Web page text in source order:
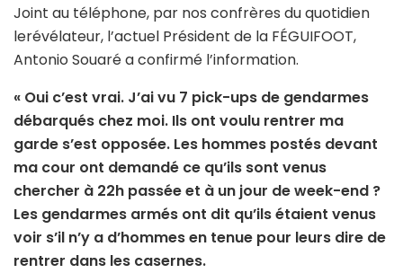
Joint au téléphone, par nos confrères du quotidien
lerévélateur, l’actuel Président de la FÉGUIFOOT,
Antonio Souaré a confirmé l’information.
« Oui c’est vrai. J’ai vu 7 pick-ups de gendarmes
débarqués chez moi. Ils ont voulu rentrer ma
garde s’est opposée. Les hommes postés devant
ma cour ont demandé ce qu’ils sont venus
chercher à 22h passée et à un jour de week-end ?
Les gendarmes armés ont dit qu’ils étaient venus
voir s’il n’y a d’hommes en tenue pour leurs dire de
rentrer dans les casernes.